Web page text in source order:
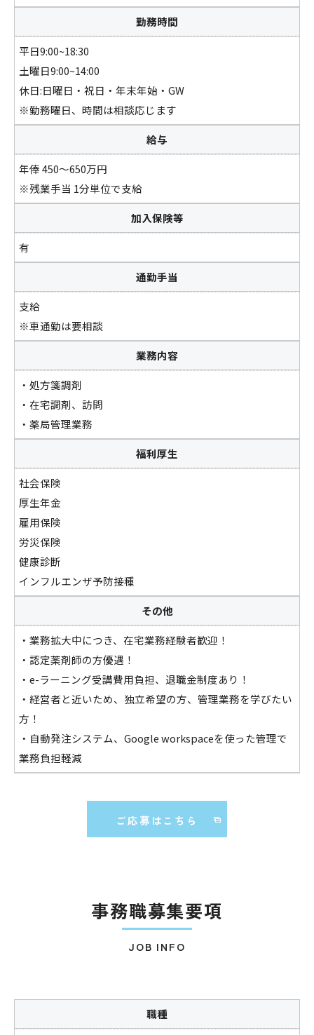
勤務時間
平日9:00~18:30
土曜日9:00~14:00
休日:日曜日・祝日・年末年始・GW
※勤務曜日、時間は相談応じます
給与
年俸 450～650万円
※残業手当 1分単位で支給
加入保険等
有
通勤手当
支給
※車通勤は要相談
業務内容
・処方箋調剤
・在宅調剤、訪問
・薬局管理業務
福利厚生
社会保険
厚生年金
雇用保険
労災保険
健康診断
インフルエンザ予防接種
その他
・業務拡大中につき、在宅業務経験者歓迎！
・認定薬剤師の方優遇！
・e-ラーニング受講費用負担、退職金制度あり！
・経営者と近いため、独立希望の方、管理業務を学びたい
方！
・自動発注システム、Google workspaceを使った管理で
業務負担軽減
ご応募はこちら
事務職募集要項
JOB INFO
職種